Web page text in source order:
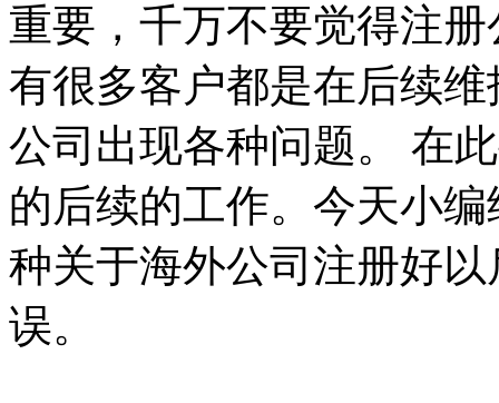
重要，千万不要觉得注
有很多客户都是在后续
公司出现各种问题。 在
的后续的工作。今天小
种关于海外公司注册好
误。